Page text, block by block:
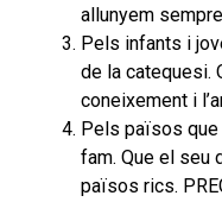
allunyem
Pels infants i
de la catequesi.
coneixement i
Pels països
fam. Que el seu
països rics.